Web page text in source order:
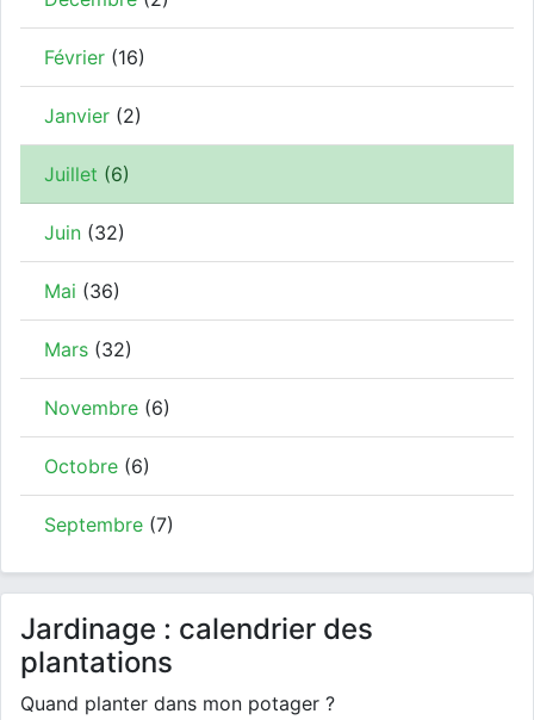
Février (16)
Janvier (2)
Juillet (6)
Juin (32)
Mai (36)
Mars (32)
Novembre (6)
Octobre (6)
Septembre (7)
Jardinage : calendrier des
plantations
Quand planter dans mon potager ?